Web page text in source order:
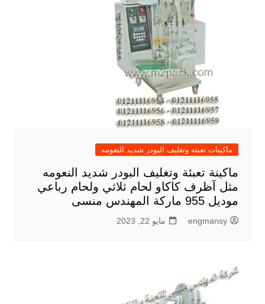
ماكينات تعبئه وتغليف البودر شديد النعومه
ماكينة تعبئة وتغليف البودر شديد النعومه
مثل آظرف كاكاو لحام ثلاثي ولحام رباعي
موديل 955 ماركة المهندس منسى
engmansy مايو 22, 2023